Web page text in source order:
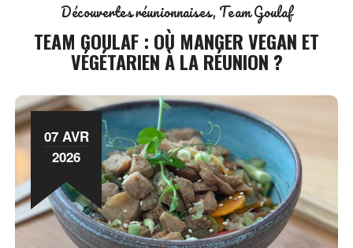
Découvertes réunionnaises Team Goulaf
TEAM GOULAF : OÙ MANGER VEGAN ET
VÉGÉTARIEN À LA RÉUNION ?
07 AVR
2026